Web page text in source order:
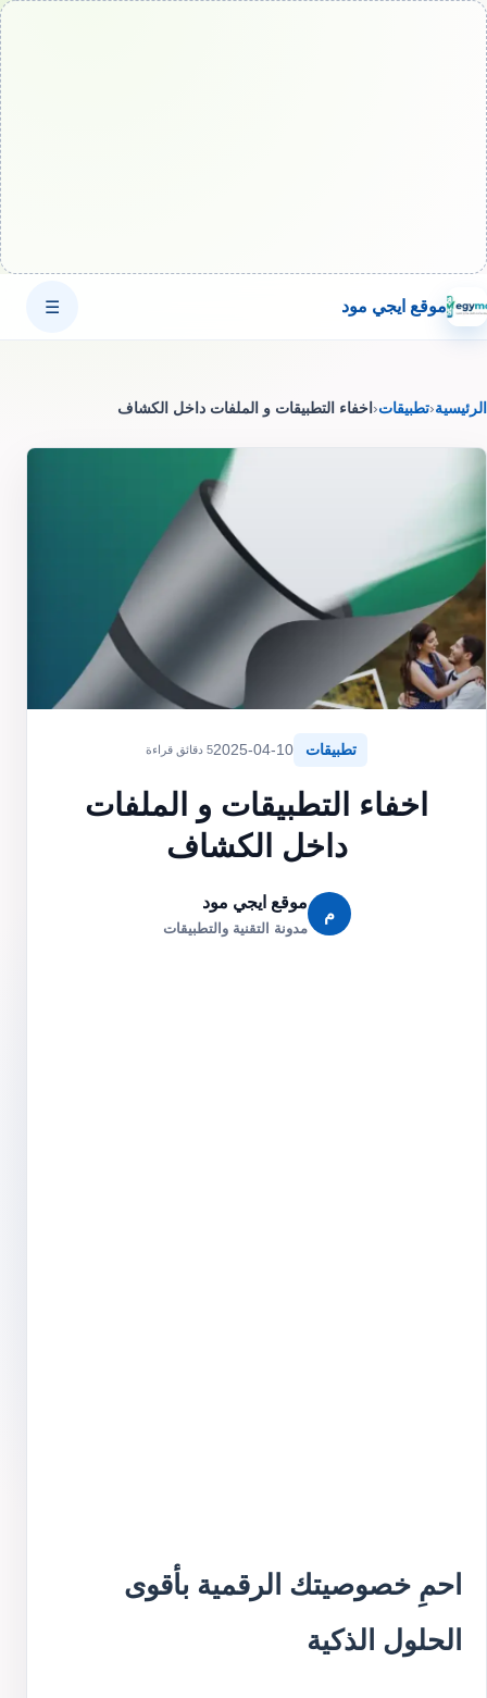
موقع ايجي مود ☰
الرئيسية‹تطبيقات‹ اخفاء التطبيقات و الملفات داخل الكشاف
تطبيقات 2025-04-105 دقائق قراءة
اخفاء التطبيقات و الملفات
داخل الكشاف
م
موقع ايجي مود
مدونة التقنية والتطبيقات
احمِ خصوصيتك الرقمية بأقوى
الحلول الذكية